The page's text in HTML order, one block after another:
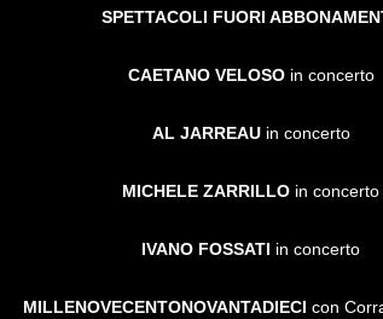
SPETTACOLI FUORI
CAETANO VELOSO in concerto
AL JARREAU in concerto
MICHELE ZARRILLO in concerto
IVANO FOSSATI in concerto
MILLENOVECENTONOVANTADIECI con